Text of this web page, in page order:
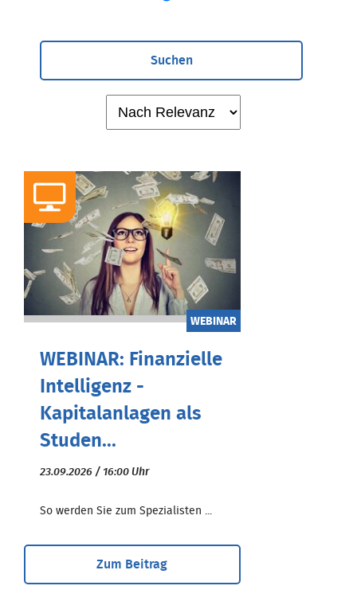
Suchen
WEBINAR
WEBINAR: Finanzielle
Intelligenz -
Kapitalanlagen als
Studen...
23.09.2026 / 16:00 Uhr
So werden Sie zum Spezialisten ...
Zum Beitrag